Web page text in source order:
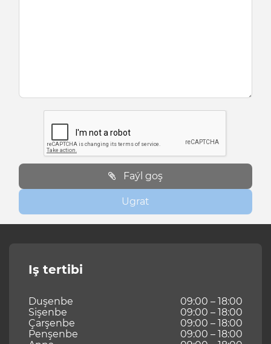
Faýl goş
Ugrat
Iş tertibi
Duşenbe
09:00 – 18:00
Sişenbe
09:00 – 18:00
Çarşenbe
09:00 – 18:00
Penşenbe
09:00 – 18:00